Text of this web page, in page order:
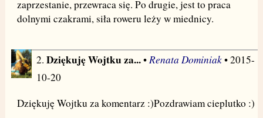
zaprzestanie, przewraca się. Po drugie, jest to praca
dolnymi czakrami, siła roweru leży w miednicy.
2. Dziękuję Wojtku za...•Renata Dominiak• 2015-
10-20
Dziękuję Wojtku za komentarz :)Pozdrawiam cieplutko :)